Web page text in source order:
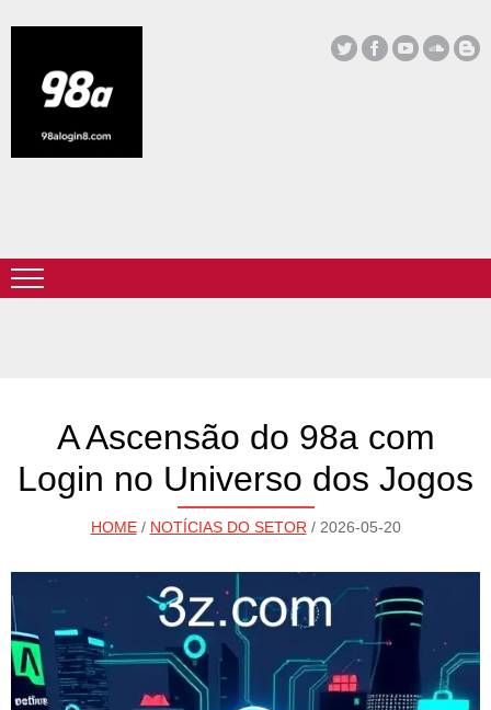
A Ascensão do 98a com
Login no Universo dos Jogos
HOME/ NOTÍCIAS DO SETOR / 2026-05-20